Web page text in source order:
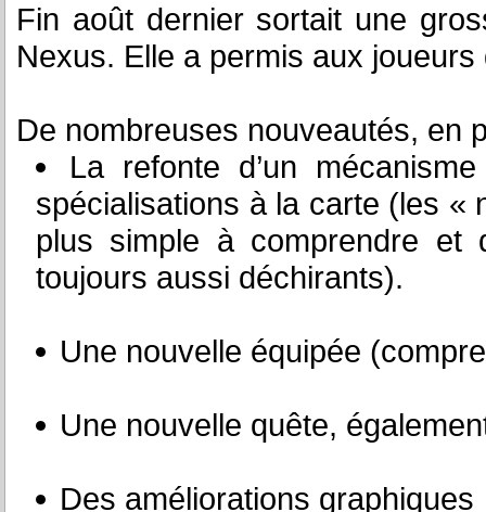
Fin août dernier sortait une
Nexus. Elle a permis aux
De nombreuses nouveautés, en
La refonte d’un
spécialisations à la carte (les «
plus simple à comprendre et
toujours aussi déchirants).
Une nouvelle équipée
Une nouvelle quête,
Des améliorations graphiques